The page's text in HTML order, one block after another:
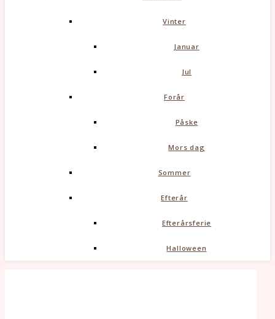
Vinter
Januar
Jul
Forår
Påske
Mors dag
Sommer
Efterår
Efterårsferie
Halloween